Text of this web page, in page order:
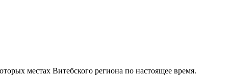
местах Витебского региона по настоящее время.